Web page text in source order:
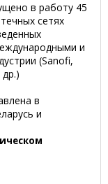
в работу 45
сетях
и
(Sanofi,
в
и